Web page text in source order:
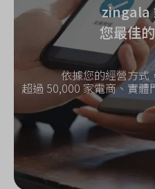
zingala
您最佳
依據您的經營方式
超過 50,000 家電商、實